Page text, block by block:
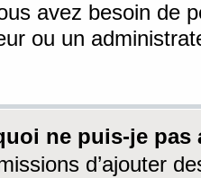
avez besoin de
ou un
ne puis-je
d’ajouter